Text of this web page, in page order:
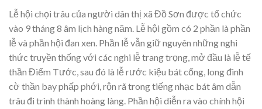
Lễ hội chọi trâu của người dân thị xã Đồ Sơn được tổ chức
vào 9 tháng 8 âm lịch hàng năm. Lễ hội gồm có 2 phần là phần
lễ và phần hội đan xen. Phần lễ vẫn giữ nguyên những nghi
thức truyền thống với các nghi lễ trang trọng, mở đầu là lễ tế
thần Điểm Tước, sau đó là lễ rước kiệu bát cống, long đình
cờ thần bay phấp phới, rộn rã trong tiếng nhạc bát âm dẫn
trâu đi trình thành hoàng làng. Phần hội diễn ra vào chính hội